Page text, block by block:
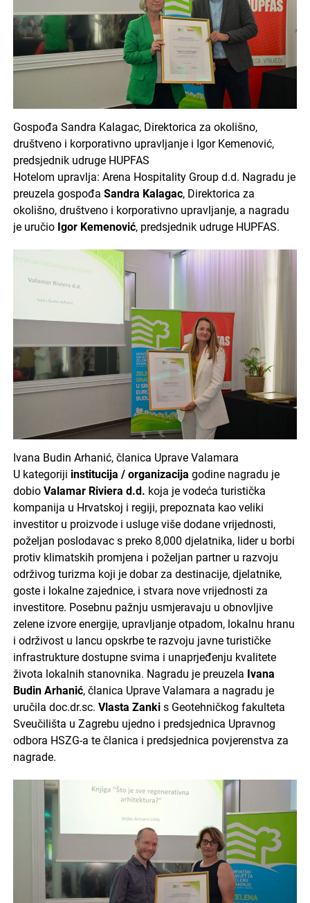
Gospođa Sandra Kalagac, Direktorica za okolišno,
društveno i korporativno upravljanje i Igor Kemenović,
predsjednik udruge HUPFAS
Hotelom upravlja: Arena Hospitality Group d.d. Nagradu je
preuzela gospođa Sandra Kalagac, Direktorica za
okolišno, društveno i korporativno upravljanje, a nagradu
je uručio Igor Kemenović, predsjednik udruge HUPFAS.
Ivana Budin Arhanić, članica Uprave Valamara
U kategoriji institucija / organizacija godine nagradu je
dobio Valamar Riviera d.d. koja je vodeća turistička
kompanija u Hrvatskoj i regiji, prepoznata kao veliki
investitor u proizvode i usluge više dodane vrijednosti,
poželjan poslodavac s preko 8,000 djelatnika, lider u borbi
protiv klimatskih promjena i poželjan partner u razvoju
održivog turizma koji je dobar za destinacije, djelatnike,
goste i lokalne zajednice, i stvara nove vrijednosti za
investitore. Posebnu pažnju usmjeravaju u obnovljive
zelene izvore energije, upravljanje otpadom, lokalnu hranu
i održivost u lancu opskrbe te razvoju javne turističke
infrastrukture dostupne svima i unaprjeđenju kvalitete
života lokalnih stanovnika. Nagradu je preuzela Ivana
Budin Arhanić, članica Uprave Valamara a nagradu je
uručila doc.dr.sc. Vlasta Zankis Geotehničkog fakulteta
Sveučilišta u Zagrebu ujedno i predsjednica Upravnog
odbora HSZG-a te članica i predsjednica povjerenstva za
nagrade.